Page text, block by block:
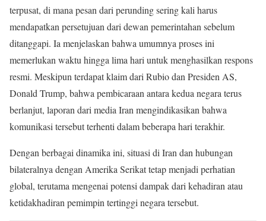
terpusat, di mana pesan dari perunding sering kali harus
mendapatkan persetujuan dari dewan pemerintahan sebelum
ditanggapi. Ia menjelaskan bahwa umumnya proses ini
memerlukan waktu hingga lima hari untuk menghasilkan respons
resmi. Meskipun terdapat klaim dari Rubio dan Presiden AS,
Donald Trump, bahwa pembicaraan antara kedua negara terus
berlanjut, laporan dari media Iran mengindikasikan bahwa
komunikasi tersebut terhenti dalam beberapa hari terakhir.
Dengan berbagai dinamika ini, situasi di Iran dan hubungan
bilateralnya dengan Amerika Serikat tetap menjadi perhatian
global, terutama mengenai potensi dampak dari kehadiran atau
ketidakhadiran pemimpin tertinggi negara tersebut.